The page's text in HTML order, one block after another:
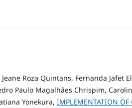
Roza Quintans, Fernanda Jafet
Paulo Magalhães Chrispim,
Yonekura, IMPLEMENTATION OF